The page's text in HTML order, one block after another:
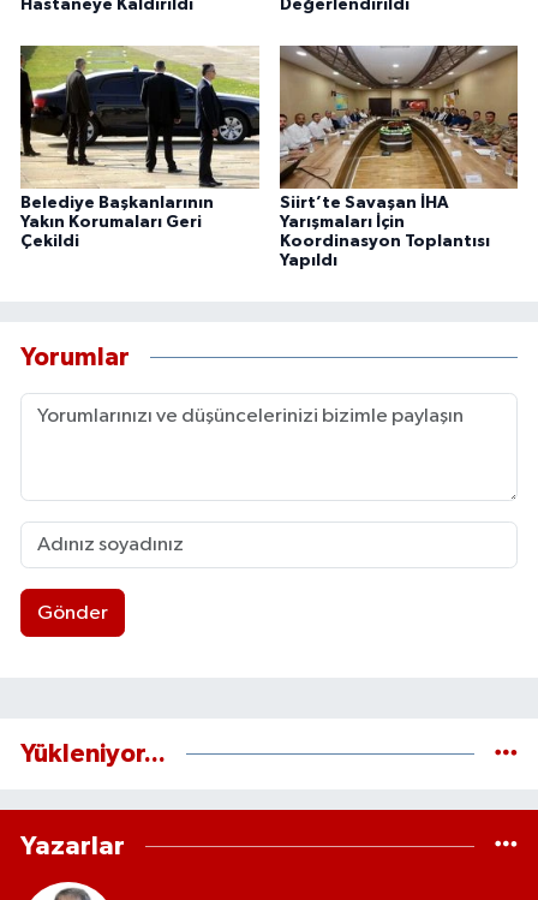
Hastaneye Kaldırıldı Değerlendirildi
Belediye Başkanlarının
Yakın Korumaları Geri
Çekildi
Siirt’te Savaşan İHA
Yarışmaları İçin
Koordinasyon Toplantısı
Yapıldı
Yorumlar
Gönder
Yükleniyor...
Yazarlar